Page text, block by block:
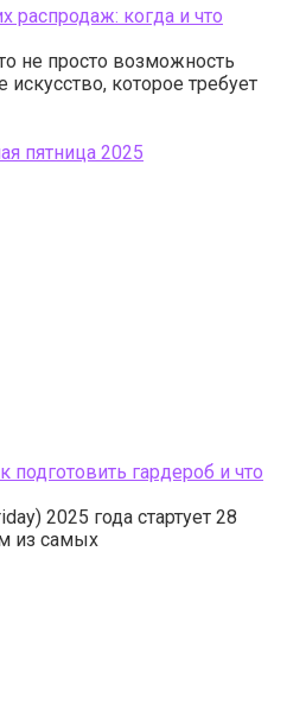
распродаж: когда и что
не просто возможность
которое требует
подготовить гардероб и что
2025 года стартует 28
из самых